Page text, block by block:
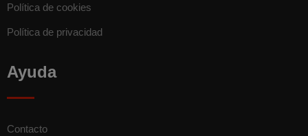
Política de cookies
Política de privacidad
Ayuda
Contacto